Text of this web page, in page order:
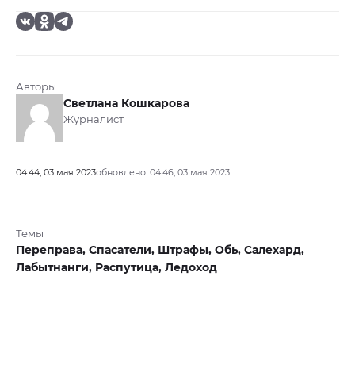
Авторы
Светлана Кошкарова
Журналист
04:44, 03 мая 2023обновлено: 04:46, 03 мая 2023
Темы
Переправа, Спасатели, Штрафы, Обь, Салехард,
Лабытнанги, Распутица, Ледоход